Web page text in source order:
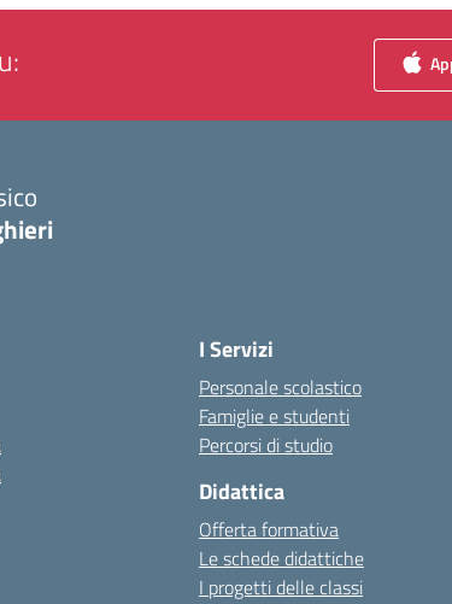
I Servizi
Personale scolastico
Famiglie e studenti
Percorsi di studio
Didattica
Offerta formativa
Le schede didattiche
I progetti delle classi